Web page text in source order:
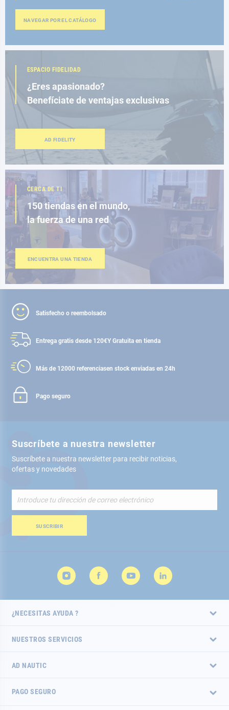
NAVEGAR POR EL CATÁLOGO
ESPACIO FIDELIDAD
¿Eres apasionado?
Benefíciate de ventajas exclusivas
AD FIDELITY
CERCA DE TI
150 tiendas en el mundo,
la fuerza de una red
ENCUENTRA UNA TIENDA
Satisfecho o reembolsado
Entrega gratis desde 120€Y Gratuita en tienda
Más de 12000 referenciasen stock enviadas en 24h
Pago seguro
Suscríbete a nuestra newsletter
Suscríbete a nuestra newsletter para recibir noticias,
ofertas y novedades
nuestro
de
SUSCRIBIR
¿NECESITAS AYUDA ?
NUESTROS SERVICIOS
AD NAUTIC
PAGO SEGURO